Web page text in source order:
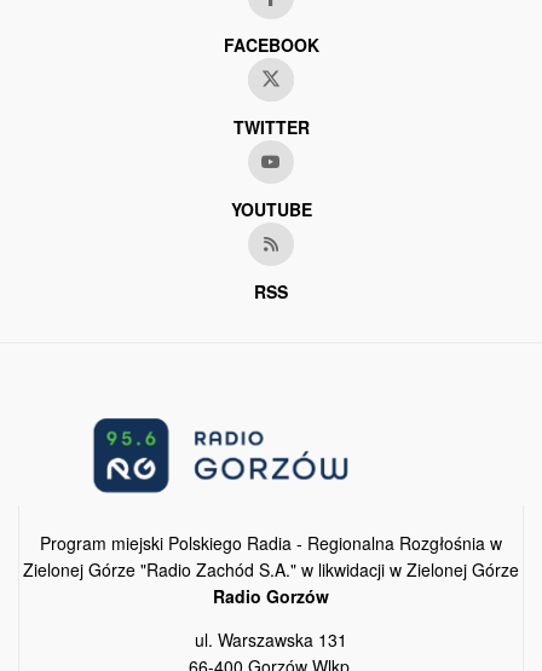
FACEBOOK
TWITTER
YOUTUBE
RSS
Program miejski Polskiego Radia - Regionalna Rozgłośnia w
Zielonej Górze "Radio Zachód S.A." w likwidacji w Zielonej Górze
Radio Gorzów
ul. Warszawska 131